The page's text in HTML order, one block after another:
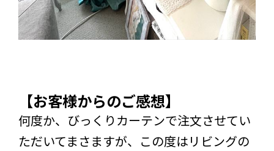
【お客様からのご感想】
何度か、びっくりカーテンで注文させてい
ただいてまさますが、この度はリビングの